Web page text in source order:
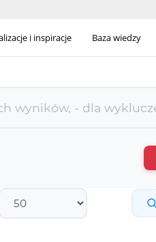
i inspiracje Baza wiedzy